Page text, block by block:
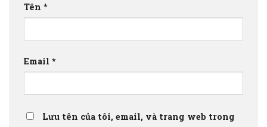
Tên *
Email *
Lưu tên của tôi, email, và trang web trong